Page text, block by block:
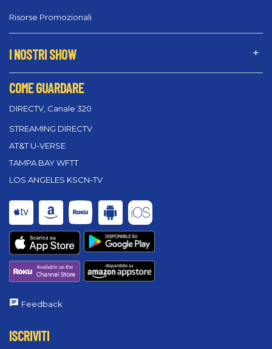
Risorse Promozionali
I NOSTRI SHOW
COME GUARDARE
DIRECTV, Canale 320
STREAMING DIRECTV
AT&T U-VERSE
TAMPA BAY WFTT
LOS ANGELES KSCN-TV
Feedback
ISCRIVITI